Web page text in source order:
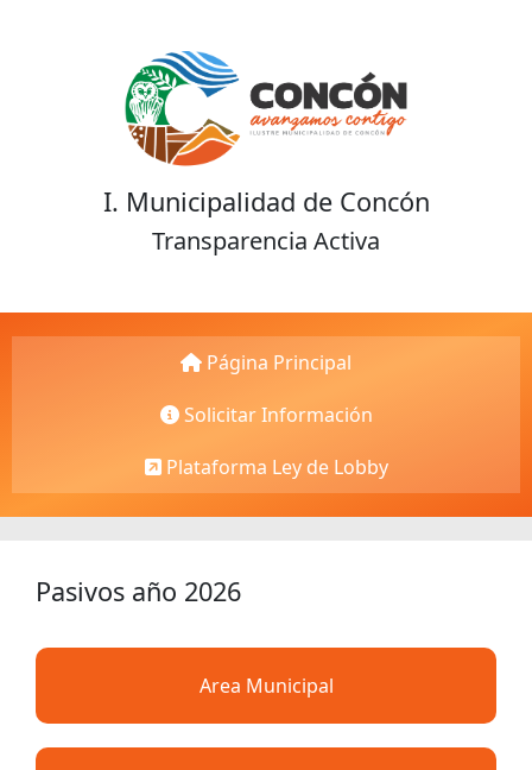
I. Municipalidad de Concón
Transparencia Activa
Página Principal
Solicitar Información
Plataforma Ley de Lobby
Pasivos año 2026
Area Municipal